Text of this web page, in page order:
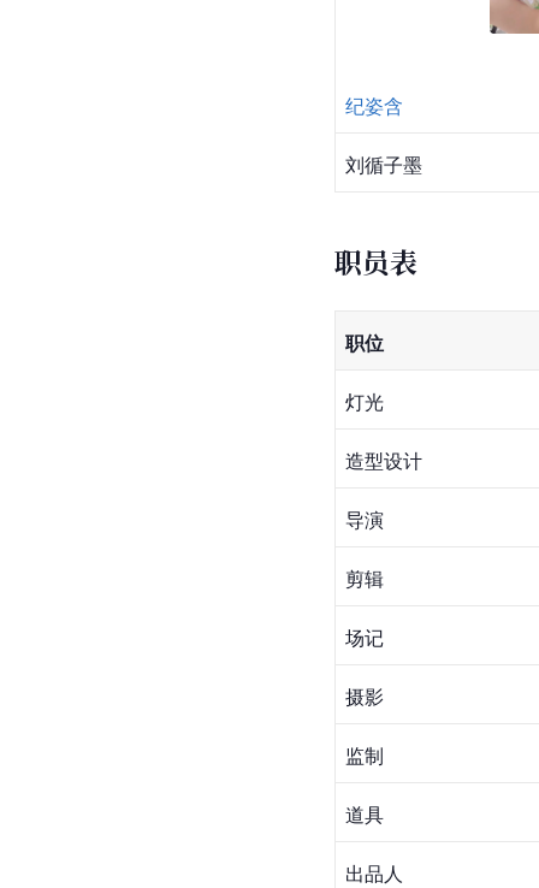
纪姿含
刘循子墨
职员表
职位
灯光
造型设计
导演
剪辑
场记
摄影
监制
道具
出品人